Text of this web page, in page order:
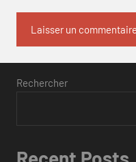
Rechercher